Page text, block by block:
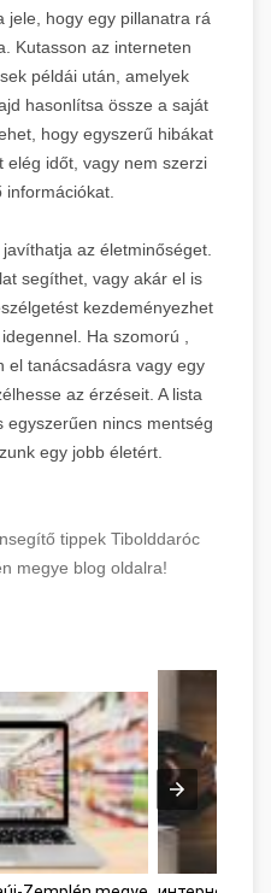
jele, hogy egy pillanatra rá
Kutasson az interneten
példái után, amelyek
hasonlítsa össze a saját
hogy egyszerű hibákat
elég időt, vagy nem szerzi
az életminőséget.
segíthet, vagy akár el is
kezdeményezhet
Ha szomorú ,
el tanácsadásra vagy egy
az érzéseit. A lista
egyszerűen nincs mentség
egy jobb életért.
tippek Tibolddaróc
megye blog oldalra!